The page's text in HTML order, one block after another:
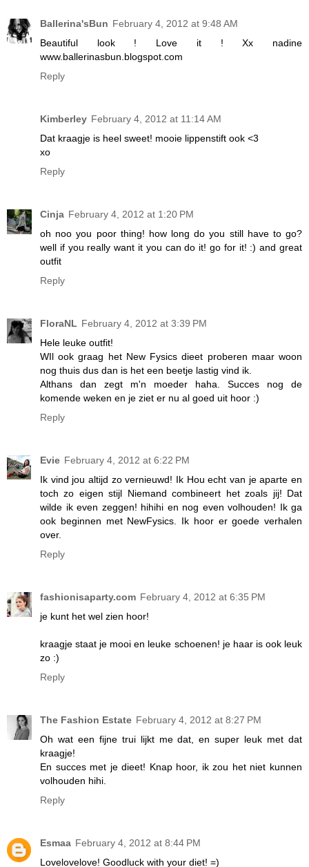
Ballerina'sBun February 4, 2012 at 9:48 AM
Beautiful look ! Love it ! Xx nadine
www.ballerinasbun.blogspot.com
Reply
Kimberley February 4, 2012 at 11:14 AM
Dat kraagje is heel sweet! mooie lippenstift ook <3
xo
Reply
Cinja February 4, 2012 at 1:20 PM
oh noo you poor thing! how long do you still have to go?
well if you really want it you can do it! go for it! :) and great
outfit
Reply
FloraNL February 4, 2012 at 3:39 PM
Hele leuke outfit!
WIl ook graag het New Fysics dieet proberen maar woon
nog thuis dus dan is het een beetje lastig vind ik.
Althans dan zegt m'n moeder haha. Succes nog de
komende weken en je ziet er nu al goed uit hoor :)
Reply
Evie February 4, 2012 at 6:22 PM
Ik vind jou altijd zo vernieuwd! Ik Hou echt van je aparte en
toch zo eigen stijl Niemand combineert het zoals jij! Dat
wilde ik even zeggen! hihihi en nog even volhouden! Ik ga
ook beginnen met NewFysics. Ik hoor er goede verhalen
over.
Reply
fashionisaparty.com February 4, 2012 at 6:35 PM
je kunt het wel zien hoor!
kraagje staat je mooi en leuke schoenen! je haar is ook leuk
zo :)
Reply
The Fashion Estate February 4, 2012 at 8:27 PM
Oh wat een fijne trui lijkt me dat, en super leuk met dat
kraagje!
En succes met je dieet! Knap hoor, ik zou het niet kunnen
volhouden hihi.
Reply
Esmaa February 4, 2012 at 8:44 PM
Lovelovelove! Goodluck with your diet! =)